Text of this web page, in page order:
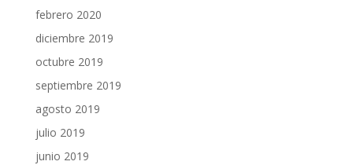
febrero 2020
diciembre 2019
octubre 2019
septiembre 2019
agosto 2019
julio 2019
junio 2019